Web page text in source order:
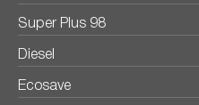
Super Plus 98
Diesel
Ecosave